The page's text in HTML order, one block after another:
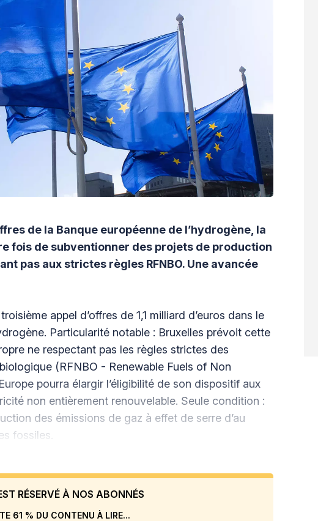
de la Banque européenne de l’hydrogène, la
fois de subventionner des projets de production
pas aux strictes règles RFNBO. Une avancée
appel d’offres de 1,1 milliard d’euros dans le
Particularité notable : Bruxelles prévoit cette
ne respectant pas les règles strictes des
(RFNBO - Renewable Fuels of Non
pourra élargir l’éligibilité de son dispositif aux
non entièrement renouvelable. Seule condition :
des émissions de gaz à effet de serre d’au
fossiles.
RÉSERVÉ À NOS ABONNÉS
61 % DU CONTENU À LIRE...